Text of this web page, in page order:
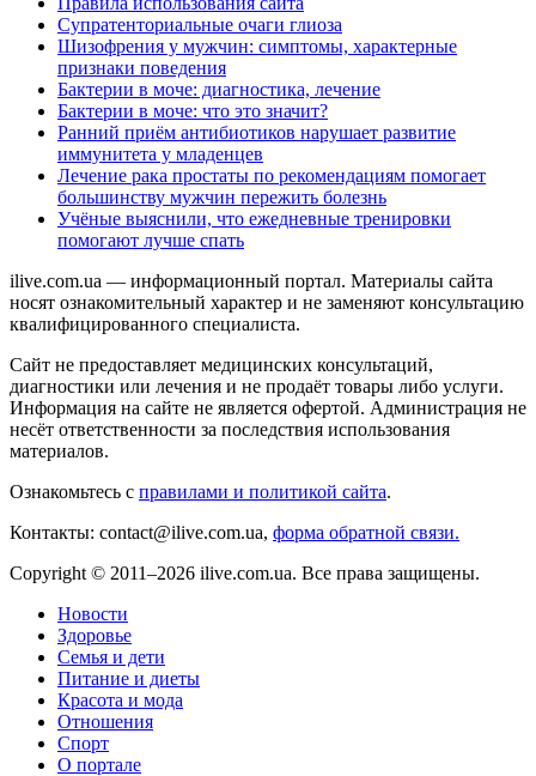
Супратенториальные очаги глиоза
Шизофрения у мужчин: симптомы, характерные
признаки поведения
Бактерии в моче: диагностика, лечение
Бактерии в моче: что это значит?
Ранний приём антибиотиков нарушает развитие
иммунитета у младенцев
Лечение рака простаты по рекомендациям помогает
большинству мужчин пережить болезнь
Учёные выяснили, что ежедневные тренировки
помогают лучше спать
ilive.com.ua — информационный портал. Материалы сайта
носят ознакомительный характер и не заменяют консультацию
квалифицированного специалиста.
Сайт не предоставляет медицинских консультаций,
диагностики или лечения и не продаёт товары либо услуги.
Информация на сайте не является офертой. Администрация не
несёт ответственности за последствия использования
материалов.
Ознакомьтесь с правилами и политикой сайта.
Контакты: contact@ilive.com.ua, форма обратной связи.
Copyright © 2011–2026 ilive.com.ua. Все права защищены.
Новости
Здоровье
Семья и дети
Питание и диеты
Красота и мода
Отношения
Спорт
О портале